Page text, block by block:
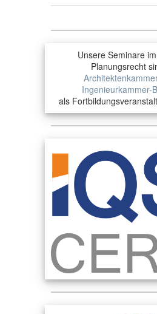
Unsere Seminare
Planungsrecht
Ingenieurkammer-
als